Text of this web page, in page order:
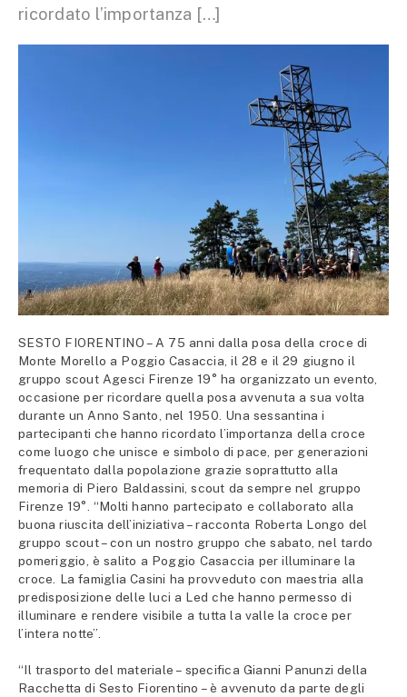
ricordato l’importanza […]
SESTO FIORENTINO – A 75 anni dalla posa della croce di
Monte Morello a Poggio Casaccia, il 28 e il 29 giugno il
gruppo scout Agesci Firenze 19° ha organizzato un evento,
occasione per ricordare quella posa avvenuta a sua volta
durante un Anno Santo, nel 1950. Una sessantina i
partecipanti che hanno ricordato l’importanza della croce
come luogo che unisce e simbolo di pace, per generazioni
frequentato dalla popolazione grazie soprattutto alla
memoria di Piero Baldassini, scout da sempre nel gruppo
Firenze 19°. “Molti hanno partecipato e collaborato alla
buona riuscita dell’iniziativa – racconta Roberta Longo del
gruppo scout – con un nostro gruppo che sabato, nel tardo
pomeriggio, è salito a Poggio Casaccia per illuminare la
croce. La famiglia Casini ha provveduto con maestria alla
predisposizione delle luci a Led che hanno permesso di
illuminare e rendere visibile a tutta la valle la croce per
l’intera notte”.
“Il trasporto del materiale – specifica Gianni Panunzi della
Racchetta di Sesto Fiorentino – è avvenuto da parte degli